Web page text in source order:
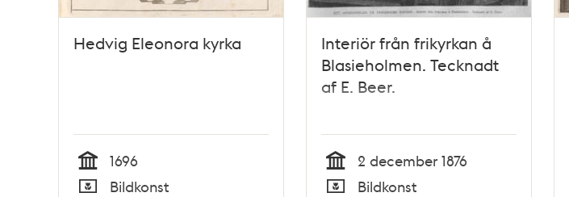
Hedvig Eleonora kyrka
Tid
1696
Bildkonst
Interiör från frikyrkan å
Blasieholmen. Tecknadt
af E. Beer.
Tid
2 december 1876
Bildkonst